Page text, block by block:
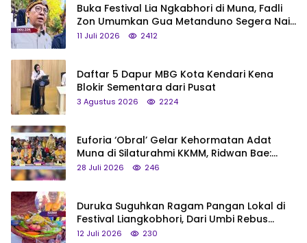
Buka Festival Lia Ngkabhori di Muna, Fadli
Zon Umumkan Gua Metanduno Segera Naik
Status Jadi Cagar Budaya Nasional
11 Juli 2026 2412
Daftar 5 Dapur MBG Kota Kendari Kena
Blokir Sementara dari Pusat
3 Agustus 2026 2224
Euforia ‘Obral’ Gelar Kehormatan Adat
Muna di Silaturahmi KKMM, Ridwan Bae:
Saya Bukan Tipe Begitu, Belum Pantas!
28 Juli 2026 246
Duruka Suguhkan Ragam Pangan Lokal di
Festival Liangkobhori, Dari Umbi Rebus
hingga Tumpeng Beras Muna
12 Juli 2026 230